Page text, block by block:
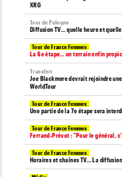
XRG
Tour de Pologne
Diffusion TV... quelle heure et
Tour de France Femmes
La 6e étape… un terrain enfin
Transfert
Joe Blackmore devrait rejoindre
WorldTour
Tour de France Femmes
Une partie de la 7e étape sera
Tour de France Femmes
Ferrand-Prévot : "Pour le général,
Tour de France Femmes
Horaires et chaînes TV… La